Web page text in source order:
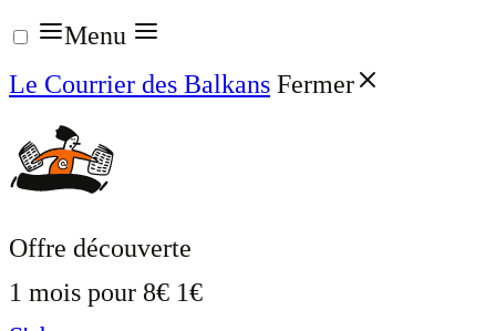
Aller
au
contenu
Menu
Le Courrier des Balkans Fermer
Offre découverte
1 mois pour 8€ 1€